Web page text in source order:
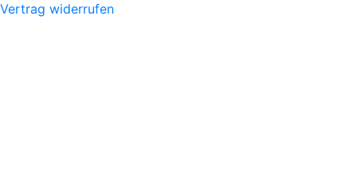
Vertrag widerrufen